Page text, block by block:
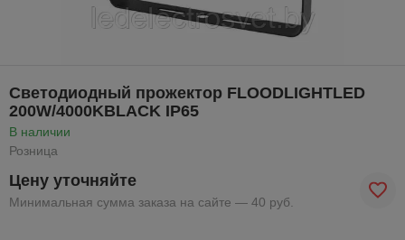
Светодиодный прожектор FLOODLIGHTLED
200W/4000KBLACK IP65
В наличии
Розница
Цену уточняйте
Минимальная сумма заказа на сайте — 40 руб.